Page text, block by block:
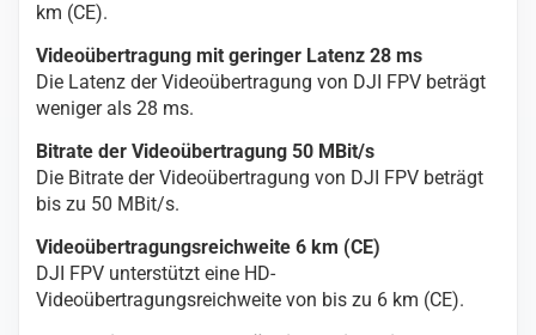
km (CE).
Videoübertragung mit geringer Latenz 28 ms
Die Latenz der Videoübertragung von DJI FPV beträgt
weniger als 28 ms.
Bitrate der Videoübertragung 50 MBit/s
Die Bitrate der Videoübertragung von DJI FPV beträgt
bis zu 50 MBit/s.
Videoübertragungsreichweite 6 km (CE)
DJI FPV unterstützt eine HD-
Videoübertragungsreichweite von bis zu 6 km (CE).